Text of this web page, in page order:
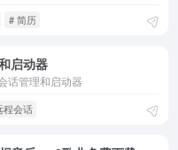
# 简历
启动器
话管理和启动器
程会话